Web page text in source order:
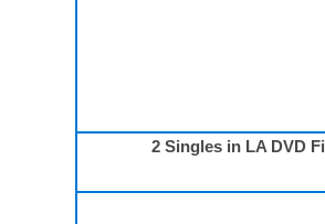
2 Singles in LA DVD